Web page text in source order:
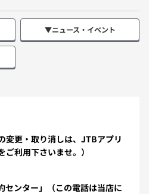
▼ニュース・イベント
更・取り消しは、JTBアプリ
利用下さいませ。）
ンター」（この電話は当店に